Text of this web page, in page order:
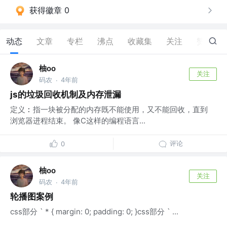
获得徽章 0
动态 文章 专栏 沸点 收藏集 关注 2
柚oo
码农 · 4年前
关注
js的垃圾回收机制及内存泄漏
定义︰指一块被分配的内存既不能使用，又不能回收，直到
浏览器进程结束。 像C这样的编程语言...
0 评论
柚oo
码农 · 4年前
关注
轮播图案例
css部分 ` * { margin: 0; padding: 0; }css部分 ` ...